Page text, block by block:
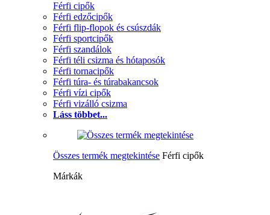
Férfi cipők
Férfi edzőcipők
Férfi flip-flopok és csúszdák
Férfi sportcipők
Férfi szandálok
Férfi téli csizma és hótaposók
Férfi tornacipők
Férfi túra- és túrabakancsok
Férfi vízi cipők
Férfi vizálló csizma
Láss többet...
Összes termék megtekintése Férfi cipők
Márkák